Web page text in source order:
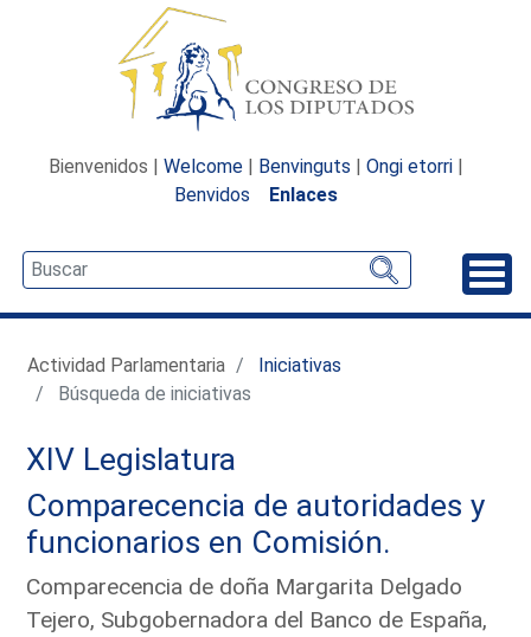
Bienvenidos | Welcome | Benvinguts | Ongi etorri |
Benvidos
Enlaces
Actividad Parlamentaria
Iniciativas
Búsqueda de iniciativas
XIV Legislatura
Comparecencia de autoridades y
funcionarios en Comisión.
Comparecencia de doña Margarita Delgado
Tejero, Subgobernadora del Banco de España,